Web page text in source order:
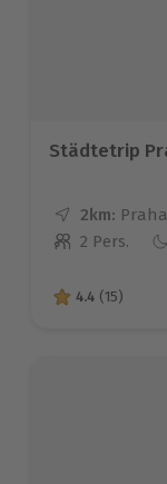
Städtetrip
2km:
Anzahl der
2 Pers.
4.4 von 5
4.4 (15)